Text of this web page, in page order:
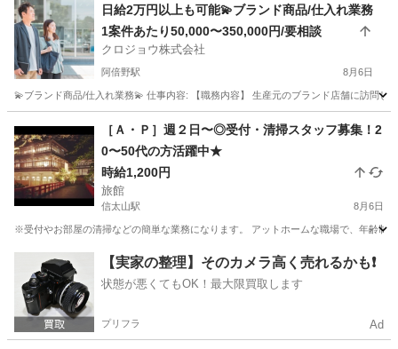
日給2万円以上も可能💫ブランド商品/仕入れ業務
1案件あたり50,000〜350,000円/要相談
クロジョウ株式会社
阿倍野駅 8月6日
💫ブランド商品/仕入れ業務💫 仕事内容: 【職務内容】 生産元のブランド店舗に訪問
阿倍野駅 その他 仕入れ
［Ａ・Ｐ］週２日〜◎受付・清掃スタッフ募集！2
0〜50代の方活躍中★
時給1,200円
旅館
信太山駅 8月6日
※受付やお部屋の清掃などの簡単な業務になります。 アットホームな職場で、年齢
信太山駅 旅館 業務
【実家の整理】そのカメラ高く売れるかも❗️
状態が悪くてもOK！最大限買取します
プリフラ Ad